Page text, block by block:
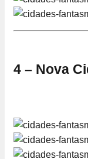
4 – Nova